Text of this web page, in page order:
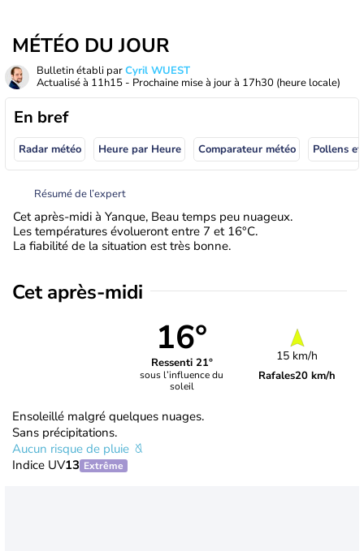
MÉTÉO DU JOUR
Bulletin établi parCyril WUEST
Actualisé à 11h15 - Prochaine mise à jour à 17h30 (heure locale)
En bref
Radar météo Heure par Heure Comparateur météo Pollens
Résumé de l’expert
Cet après-midi à Yanque, Beau temps peu nuageux.
Les températures évolueront entre 7 et 16°C.
La fiabilité de la situation est très bonne.
Cet après-midi
16°
Ressenti 21°
sous l’influence du
soleil
15 km/h
Rafales20 km/h
Ensoleillé malgré quelques nuages.
Sans précipitations.
Aucun risque de pluie
Indice UV13 Extrême